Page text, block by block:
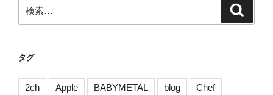
ン
索:
タグ
2ch Apple BABYMETAL blog Chef